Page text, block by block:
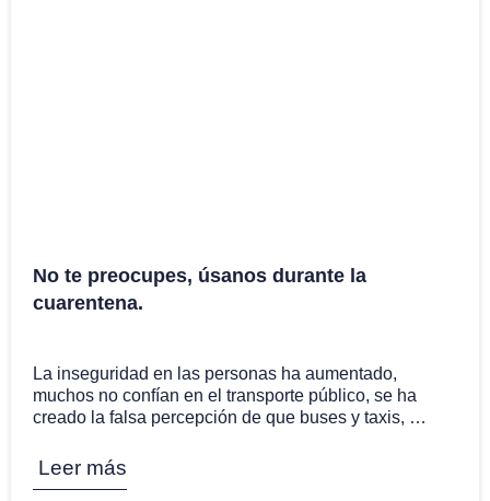
No te preocupes, úsanos durante la
cuarentena.
La inseguridad en las personas ha aumentado,
muchos no confían en el transporte público, se ha
creado la falsa percepción de que buses y taxis, …
Leer más